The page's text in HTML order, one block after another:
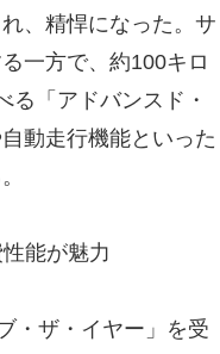
、精悍になった。サ
一方で、約100キロ
「アドバンスド・
動走行機能といった
能が魅力
・ザ・イヤー」を受